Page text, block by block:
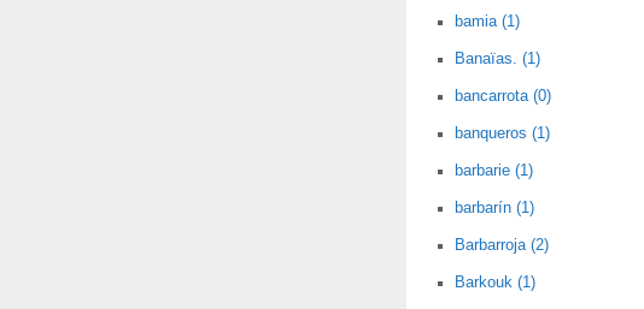
bamia (1)
Banaïas. (1)
bancarrota (0)
banqueros (1)
barbarie (1)
barbarín (1)
Barbarroja (2)
Barkouk (1)